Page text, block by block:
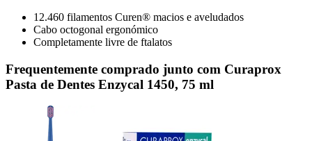
12.460 filamentos Curen® macios e aveludados
Cabo octogonal ergonómico
Completamente livre de ftalatos
Frequentemente comprado junto com Curaprox
Pasta de Dentes Enzycal 1450, 75 ml